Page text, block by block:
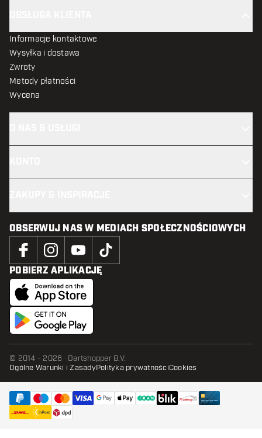
Informacje kontaktowe
Wysyłka i dostawa
Zwroty
Metody płatności
Wycena
OBSERWUJ NAS W MEDIACH SPOŁECZNOŚCIOWYCH
POBIERZ APLIKACJĘ
© 2014 - 2026 · Dartshopper B.V.
Ogólne Warunki i ZasadyPolityka prywatnościCookies